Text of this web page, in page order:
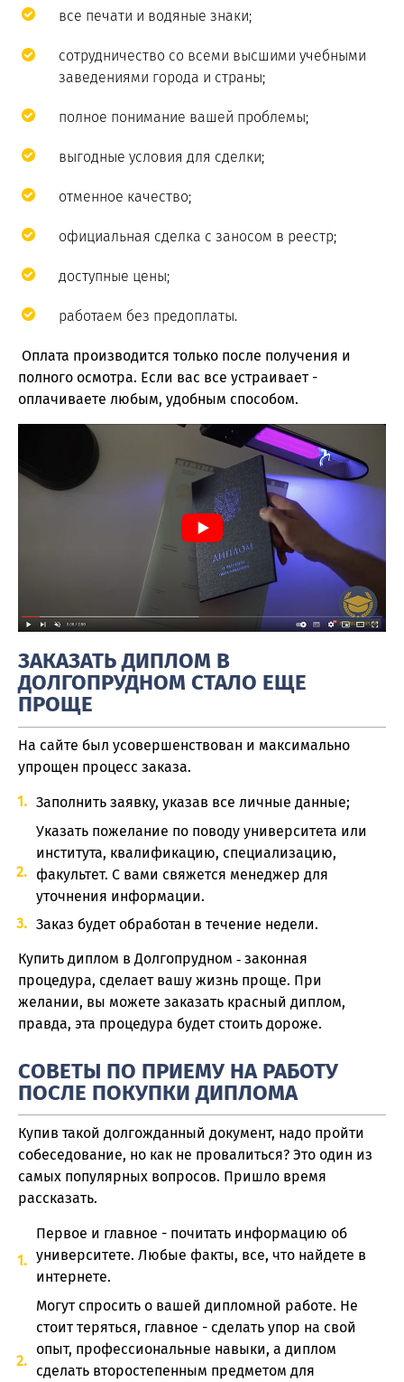
все печати и водяные знаки;
сотрудничество со всеми высшими учебными
заведениями города и страны;
полное понимание вашей проблемы;
выгодные условия для сделки;
отменное качество;
официальная сделка с заносом в реестр;
доступные цены;
работаем без предоплаты.
Оплата производится только после получения и
полного осмотра. Если вас все устраивает -
оплачиваете любым, удобным способом.
ЗАКАЗАТЬ ДИПЛОМ В
ДОЛГОПРУДНОМ СТАЛО ЕЩЕ
ПРОЩЕ
На сайте был усовершенствован и максимально
упрощен процесс заказа.
Заполнить заявку, указав все личные данные;
Указать пожелание по поводу университета или
института, квалификацию, специализацию,
факультет. С вами свяжется менеджер для
уточнения информации.
Заказ будет обработан в течение недели.
Купить диплом в Долгопрудном ‑ законная
процедура, сделает вашу жизнь проще. При
желании, вы можете заказать красный диплом,
правда, эта процедура будет стоить дороже.
СОВЕТЫ ПО ПРИЕМУ НА РАБОТУ
ПОСЛЕ ПОКУПКИ ДИПЛОМА
Купив такой долгожданный документ, надо пройти
собеседование, но как не провалиться? Это один из
самых популярных вопросов. Пришло время
рассказать.
Первое и главное - почитать информацию об
университете. Любые факты, все, что найдете в
интернете.
Могут спросить о вашей дипломной работе. Не
стоит теряться, главное - сделать упор на свой
опыт, профессиональные навыки, а диплом
сделать второстепенным предметом для